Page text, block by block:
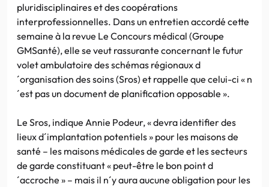
pluridisciplinaires et des coopérations
interprofessionnelles. Dans un entretien accordé cette
semaine à la revue Le Concours médical (Groupe
GMSanté), elle se veut rassurante concernant le futur
volet ambulatoire des schémas régionaux d
´organisation des soins (Sros) et rappelle que celui-ci « n
´est pas un document de planification opposable ».
Le Sros, indique Annie Podeur, « devra identifier des
lieux d´implantation potentiels » pour les maisons de
santé – les maisons médicales de garde et les secteurs
de garde constituant « peut-être le bon point d
´accroche » – mais il n´y aura aucune obligation pour les